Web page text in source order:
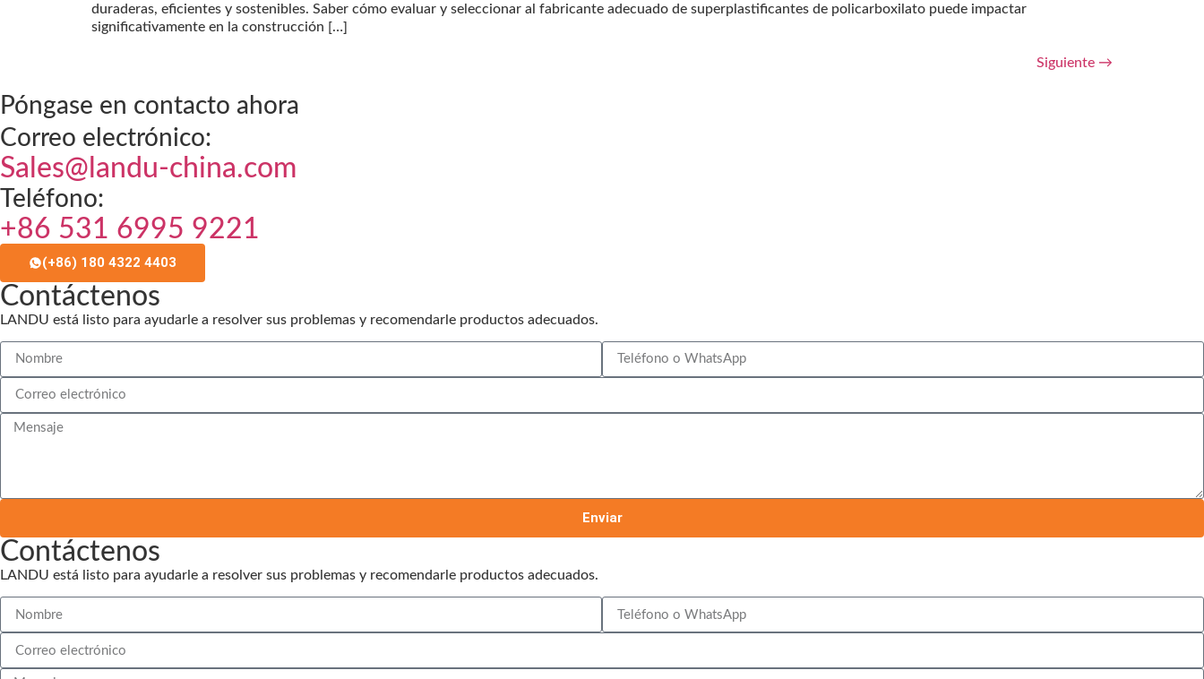
duraderas, eficientes y sostenibles. Saber cómo evaluar y seleccionar al fabricante adecuado de superplastificantes de policarboxilato puede impactar
significativamente en la construcción […]
Siguiente →
Póngase en contacto ahora
Correo electrónico:
Sales@landu-china.com
Teléfono:
+86 531 6995 9221
(+86) 180 4322 4403
Contáctenos
LANDU está listo para ayudarle a resolver sus problemas y recomendarle productos adecuados.
Enviar
Contáctenos
LANDU está listo para ayudarle a resolver sus problemas y recomendarle productos adecuados.